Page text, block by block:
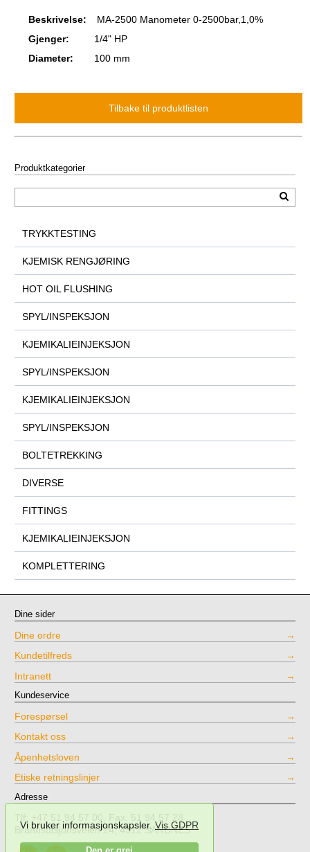
Vi bruker informasjonskapsler.Vis GDPR
Beskrivelse:
MA-2500 Manometer 0-2500bar,1,0%
Gjenger:
1/4" HP
Diameter:
100 mm
Produktkategorier
TRYKKTESTING
KJEMISK RENGJØRING
HOT OIL FLUSHING
SPYL/INSPEKSJON
KJEMIKALIEINJEKSJON
SPYL/INSPEKSJON
KJEMIKALIEINJEKSJON
SPYL/INSPEKSJON
BOLTETREKKING
DIVERSE
FITTINGS
KJEMIKALIEINJEKSJON
KOMPLETTERING
Dine sider
Dine ordre
Kundetilfreds
Intranett
Kundeservice
Forespørsel
Kontakt oss
Åpenhetsloven
Etiske retningslinjer
Adresse
Tlf: +47 51 94 57 00, Fax. 51 94 57 28
Brannstasjonsveien 24, 4312 SANDNES
Send